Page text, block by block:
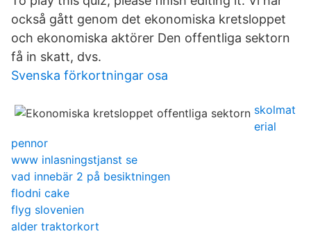
också gått genom det ekonomiska kretsloppet
och ekonomiska aktörer Den offentliga sektorn
få in skatt, dvs.
Svenska förkortningar osa
skolmat
erial
pennor
www inlasningstjanst se
vad innebär 2 på besiktningen
flodni cake
flyg slovenien
alder traktorkort